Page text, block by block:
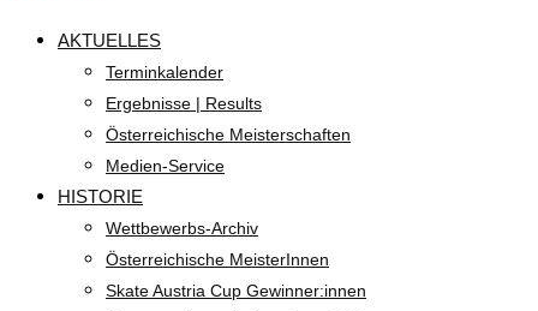
AKTUELLES
Terminkalender
Ergebnisse | Results
Österreichische Meisterschaften
Medien-Service
HISTORIE
Wettbewerbs-Archiv
Österreichische MeisterInnen
Skate Austria Cup Gewinner:innen